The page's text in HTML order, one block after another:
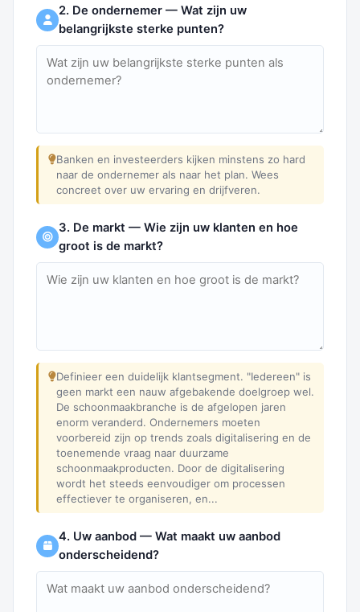
2. De ondernemer — Wat zijn uw
belangrijkste sterke punten?
Banken en investeerders kijken minstens zo hard
naar de ondernemer als naar het plan. Wees
concreet over uw ervaring en drijfveren.
3. De markt — Wie zijn uw klanten en hoe
groot is de markt?
Definieer een duidelijk klantsegment. "Iedereen" is
geen markt een nauw afgebakende doelgroep wel.
De schoonmaakbranche is de afgelopen jaren
enorm veranderd. Ondernemers moeten
voorbereid zijn op trends zoals digitalisering en de
toenemende vraag naar duurzame
schoonmaakproducten. Door de digitalisering
wordt het steeds eenvoudiger om processen
effectiever te organiseren, en...
4. Uw aanbod — Wat maakt uw aanbod
onderscheidend?